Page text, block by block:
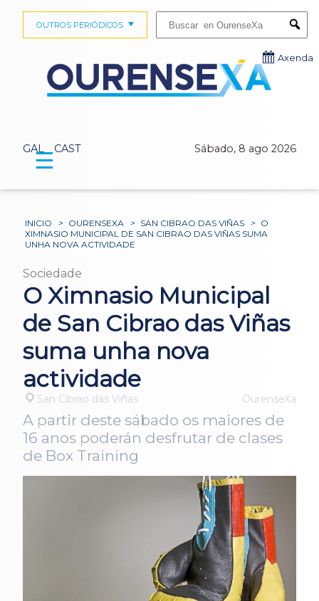
GAL CAST Sábado, 8 ago 2026
OUTROS PERIÓDICOS
Axenda
☰
INICIO > OURENSEXA > SAN CIBRAO DAS VIÑAS > O
XIMNASIO MUNICIPAL DE SAN CIBRAO DAS VIÑAS SUMA
UNHA NOVA ACTIVIDADE
Sociedade
O Ximnasio Municipal
de San Cibrao das Viñas
suma unha nova
actividade
San Cibrao das Viñas OurenseXa
A partir deste sábado os maiores de
16 anos poderán desfrutar de clases
de Box Training